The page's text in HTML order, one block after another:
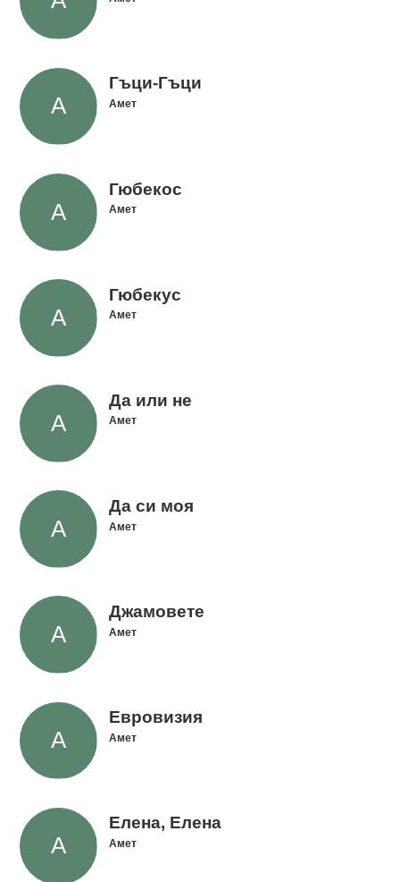
Гъци-Гъци
Амет
Гюбекос
Амет
Гюбекус
Амет
Да или не
Амет
Да си моя
Амет
Джамовете
Амет
Евровизия
Амет
Елена, Елена
Амет